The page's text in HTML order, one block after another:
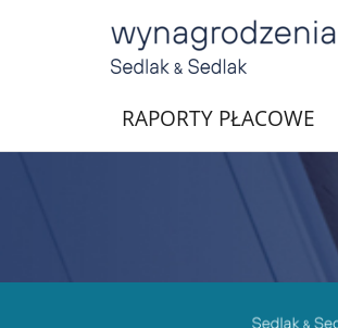
RAPORTY PŁACOWE